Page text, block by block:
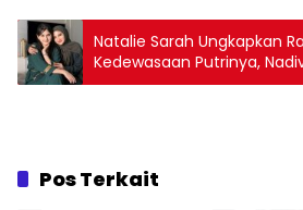
Natalie Sarah Ungkapkan
Kedewasaan Putrinya,
Pos Terkait